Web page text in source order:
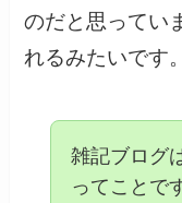
のだと思ってい
れるみたいです。
雑記ブログ
ってことで